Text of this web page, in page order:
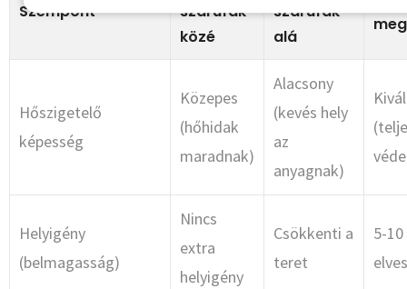
Szempont
szarufák
közé
szarufák
alá
Hőszigetelő
képesség
Közepes
(hőhidak
maradnak)
Alacsony
(kevés hely
az
anyagnak)
Helyigény
(belmagasság)
Nincs
extra
helyigény
Csökkenti a
teret
5-